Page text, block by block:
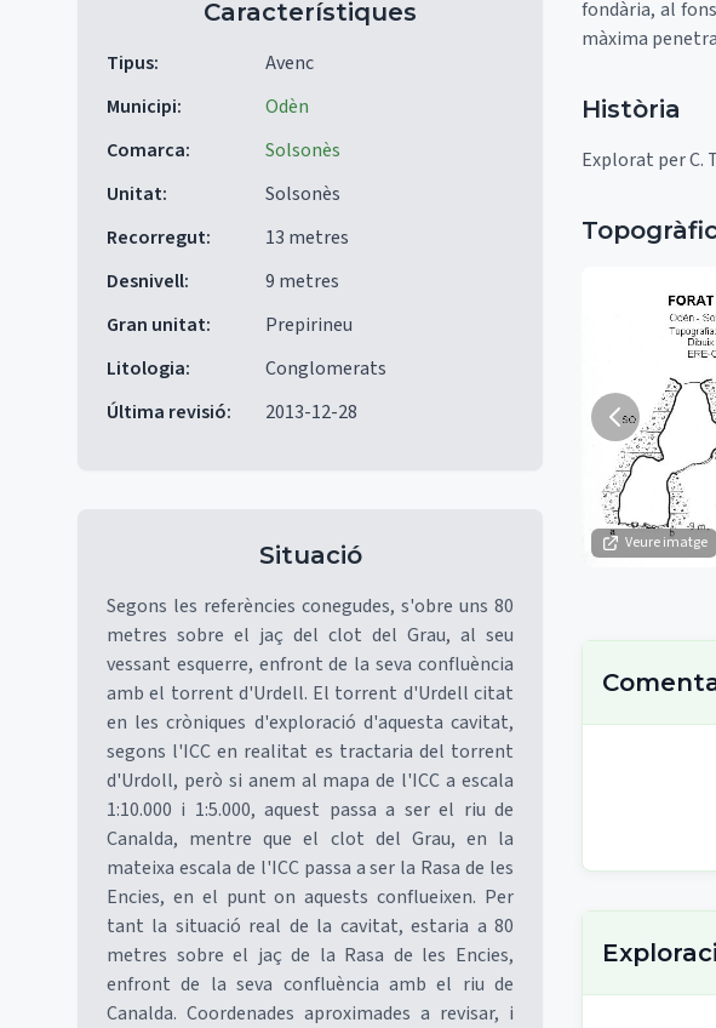
Característiques
Tipus:
Avenc
Municipi:
Odèn
Comarca:
Solsonès
Unitat:
Solsonès
Recorregut:
13 metres
Desnivell:
9 metres
Gran unitat:
Prepirineu
Litologia:
Conglomerats
Última revisió: 2013-12-28
Situació
Segons les referències conegudes, s'obre uns 80
metres sobre el jaç del clot del Grau, al seu
vessant esquerre, enfront de la seva confluència
amb el torrent d'Urdell. El torrent d'Urdell citat
en les cròniques d'exploració d'aquesta cavitat,
segons l'ICC en realitat es tractaria del torrent
d'Urdoll, però si anem al mapa de l'ICC a escala
1:10.000 i 1:5.000, aquest passa a ser el riu de
Canalda, mentre que el clot del Grau, en la
mateixa escala de l'ICC passa a ser la Rasa de les
Encies, en el punt on aquests conflueixen. Per
tant la situació real de la cavitat, estaria a 80
metres sobre el jaç de la Rasa de les Encies,
enfront de la seva confluència amb el riu de
Canalda. Coordenades aproximades a revisar, i
fondària, al
màxima
Història
Explorat per C.
Veure imatge